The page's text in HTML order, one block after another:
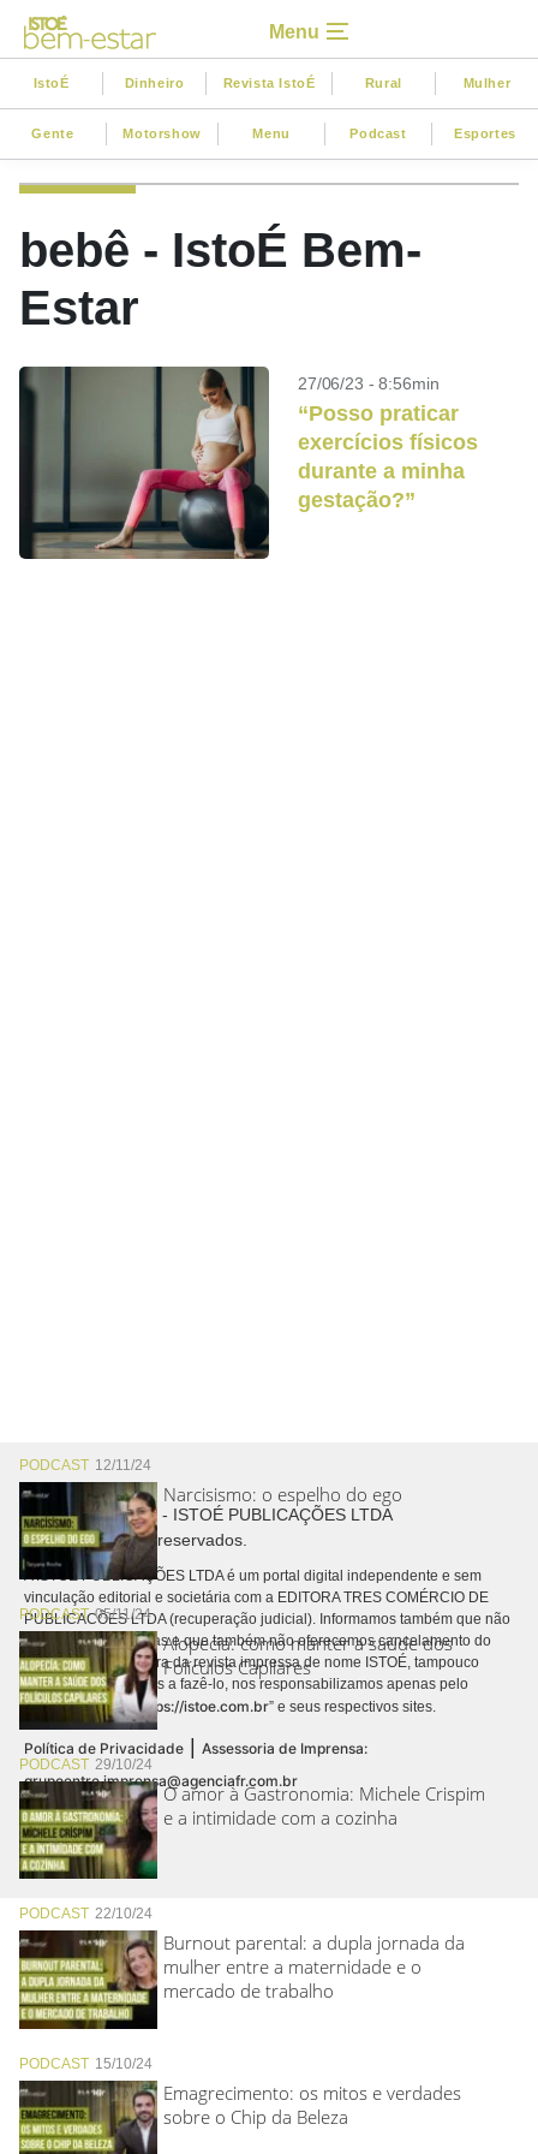
Menu
IstoÉ Dinheiro Revista IstoÉ Rural Mulher
Gente Motorshow Menu Podcast Esportes
bebê - IstoÉ Bem-
Estar
27/06/23 - 8:56min
“Posso praticar
exercícios físicos
durante a minha
gestação?”
PODCAST 12/11/24
Narcisismo: o espelho do ego
PODCAST05/11/24
Alopecia: como manter a saúde dos
Folículos Capilares
PODCAST 29/10/24
O amor à Gastronomia: Michele Crispim
e a intimidade com a cozinha
PODCAST 22/10/24
Burnout parental: a dupla jornada da
mulher entre a maternidade e o
mercado de trabalho
PODCAST 15/10/24
Emagrecimento: os mitos e verdades
sobre o Chip da Beleza
Copyright © 2026 - ISTOÉ PUBLICAÇÕES LTDA
Todos os direitos reservados.
A ISTOÉ PUBLICAÇÕES LTDA é um portal digital independente e sem
vinculação editorial e societária com a EDITORA TRES COMÉRCIO DE
PUBLICACÕES LTDA (recuperação judicial). Informamos também que não
realizamos cobranças e que também não oferecemos cancelamento do
contrato de assinatura da revista impressa de nome ISTOÉ, tampouco
autorizamos terceiros a fazê-lo, nos responsabilizamos apenas pelo
conteúdo digital “https://istoe.com.br” e seus respectivos sites.
Política de Privacidade | Assessoria de Imprensa:
grupoentre.imprensa@agenciafr.com.br